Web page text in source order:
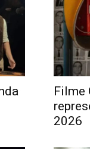
Filme
2026